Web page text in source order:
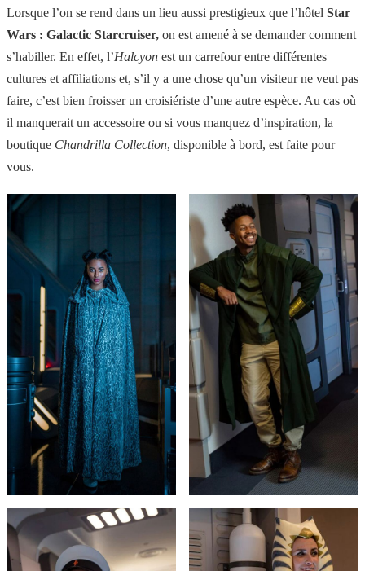
Lorsque l’on se rend dans un lieu aussi prestigieux que l’hôtel Star
Wars : Galactic Starcruiser, on est amené à se demander comment
s’habiller. En effet, l’Halcyon est un carrefour entre différentes
cultures et affiliations et, s’il y a une chose qu’un visiteur ne veut pas
faire, c’est bien froisser un croisiériste d’une autre espèce. Au cas où
il manquerait un accessoire ou si vous manquez d’inspiration, la
boutique Chandrilla Collection, disponible à bord, est faite pour
vous.